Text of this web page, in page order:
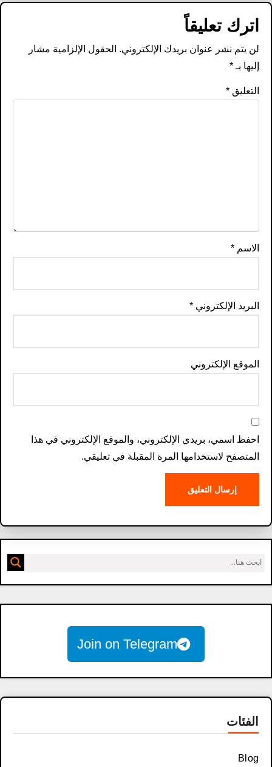
اترك تعليقاً
لن يتم نشر عنوان بريدك الإلكتروني. الحقول الإلزامية مشار
إليها بـ*
التعليق*
الاسم*
البريد الإلكتروني*
الموقع الإلكتروني
احفظ اسمي، بريدي الإلكتروني، والموقع الإلكتروني في هذا
المتصفح لاستخدامها المرة المقبلة في تعليقي.
Join on Telegram
الفئات
Blog